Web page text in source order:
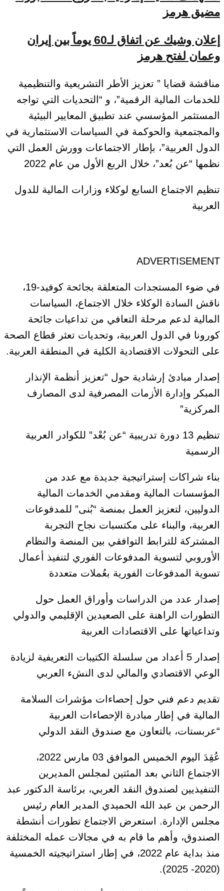
مضيق هرمز
إعلان وشيك عن اتفاق لـ60 يوماً بين إيران
وعمان لفتح هرمز
مناقشة قضايا ” تعزيز الأطر التشريعية والتنظيمية
للخدمات المالية الرقمية”، و “التحديات التي تواجه
المستثمر المؤسسي عند تطبيق المعايير البيئية
والمجتمعية والحوكمة في السياسات الاستثمارية في
الدول العربية”، بإطار الاجتماعات وورش العمل التي
نظمها “عن بُعد”، خلال الربع الأول من عام 2022
تنظيم الاجتماع السابع لوكلاء وزارات المالية للدول
العربية
ADVERTISEMENT
في ضوء المستجدات المتعلقة بجائحة كوفيد-19،
ناقش السادة الوكلاء خلال الاجتماع، السياسات
المالية لدعم مرحلة التعافي من تداعيات جائحة
كورونا في الدول العربية، وتحديات تعثر قطاع الصحة
على التحولات الاقتصادية الكلية في المنطقة العربية.
إصدار مبادئ إرشادية حول “تعزيز أنظمة الإنذار
المبكر وإدارة الأزمات المصرفية لدى المصارف
المركزية”
تنظيم 13 دورة تدريبية “عن بُعْد” للكوادر العربية
الرسمية
بناء شراكات إستراتيجية جديدة مع عدد من
المؤسسات المالية ومقدمي الخدمات المالية
الدوليين، لتعزيز العمل بمنصة “بُنى” للمدفوعات
العربية، والبناء على مكتسبات نجاح التجربة
المشتركة للترابط التوافقي بين المنصة والنظام
الأوروبي لتسوية المدفوعات الفوري لتنفيذ أعمال
تسوية المدفوعات الفورية بعُملات متعددة
إصدار عدد من الدراسات وأوراق العمل حول
التطورات الراهنة على الصعيدين الإقليمي والدولي
وتداعياتها على الاقتصادات العربية
إصدار 5 أعداد من سلسلة الكتيبات التعريفية لزيادة
الوعي الاقتصادي والمالي لدى النشء العربي
تقديم دعم فني حول إحصاءات مؤشرات السلامة
المالية في إطار مبادرة الإحصاءات العربية
“عربستات، بالتعاون مع صندوق النقد الدولي
عُقِدَ اليوم الخميس الموافق 03 مارس 2022،
الاجتماع الثاني بعد المئتين لمجلس المديرين
التنفيذيين لصندوق النقد العربي، برئاسة الدكتور عبد
الرحمن بن عبد الله الحميدي المدير العام رئيس
مجلس الإدارة. استعرض الاجتماع تطورات أنشطة
الصندوق، وأهم ما قام به في مجالات عمله المختلفة
منذ بداية عام 2022، في إطار استراتيجيته الخمسية
(2020- 2025).